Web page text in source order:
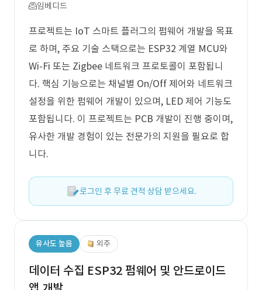
임베디드
프로젝트는 IoT 스마트 플러그의 펌웨어 개발을 목표
로 하며, 주요 기술 스택으로는 ESP32 계열 MCU와
Wi-Fi 또는 Zigbee 네트워크 프로토콜이 포함됩니
다. 핵심 기능으로는 채널별 On/Off 제어와 네트워크
설정을 위한 펌웨어 개발이 있으며, LED 제어 기능도
포함됩니다. 이 프로젝트는 PCB 개발이 진행 중이며,
유사한 개발 경험이 있는 전문가의 지원을 필요로 합
니다.
로그인 후 무료 견적 상담 받으세요.
유사도 높음 외주
데이터 수집 ESP32 펌웨어 및 안드로이드